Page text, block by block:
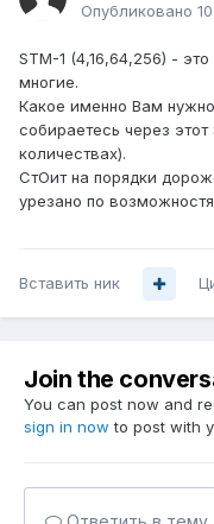
Опубликовано
STM-1 (4,16,64,256) -
многие.
Какое именно Вам
собираетесь через
количествах).
СтОит на порядки
урезано по
Вставить ник
Join the
You can post now and
sign in now to post with